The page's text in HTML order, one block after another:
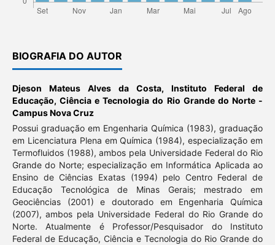
BIOGRAFIA DO AUTOR
Djeson Mateus Alves da Costa,Instituto Federal de
Educação, Ciência e Tecnologia do Rio Grande do Norte -
Campus Nova Cruz
Possui graduação em Engenharia Química (1983), graduação
em Licenciatura Plena em Química (1984), especialização em
Termofluidos (1988), ambos pela Universidade Federal do Rio
Grande do Norte; especialização em Informática Aplicada ao
Ensino de Ciências Exatas (1994) pelo Centro Federal de
Educação Tecnológica de Minas Gerais; mestrado em
Geociências (2001) e doutorado em Engenharia Química
(2007), ambos pela Universidade Federal do Rio Grande do
Norte. Atualmente é Professor/Pesquisador do Instituto
Federal de Educação, Ciência e Tecnologia do Rio Grande do